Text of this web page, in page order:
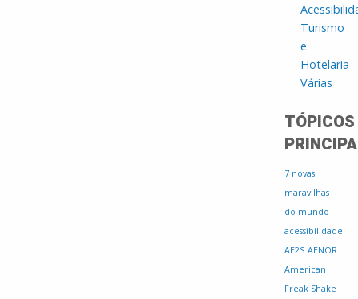
Turismo
e
Hotelaria
Várias
TÓPICOS
7 novas
maravilhas
do mundo
acessibilidade
AE2S AENOR
American
Freak Shake